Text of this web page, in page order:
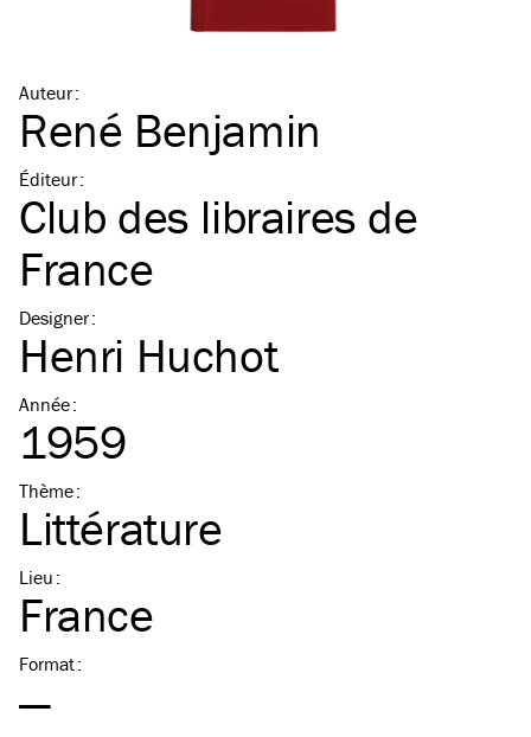
Auteur:
René Benjamin
Éditeur:
Club des libraires de
France
Designer:
Henri Huchot
Année:
1959
Thème:
Littérature
Lieu :
France
Format:
—